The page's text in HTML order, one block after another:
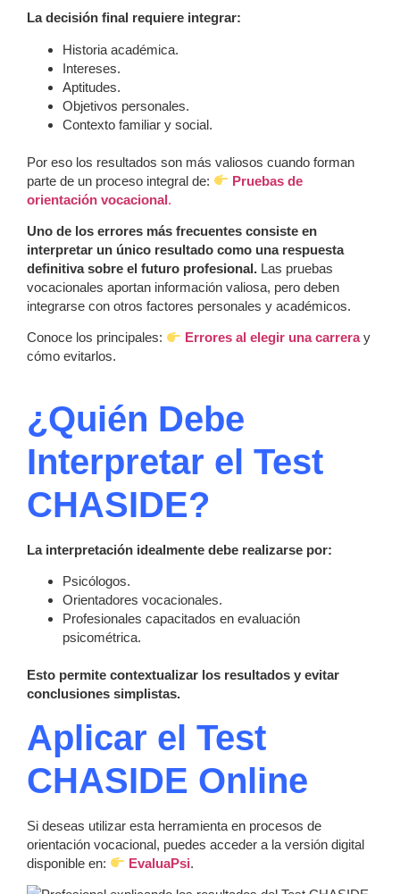
La decisión final requiere integrar:
Historia académica.
Intereses.
Aptitudes.
Objetivos personales.
Contexto familiar y social.
Por eso los resultados son más valiosos cuando forman
parte de un proceso integral de:
Pruebas de
orientación vocacional.
Uno de los errores más frecuentes consiste en
interpretar un único resultado como una respuesta
definitiva sobre el futuro profesional. Las pruebas
vocacionales aportan información valiosa, pero deben
integrarse con otros factores personales y académicos.
Conoce los principales: Errores al elegir una carreray
cómo evitarlos.
¿Quién Debe
Interpretar el Test
CHASIDE?
La interpretación idealmente debe realizarse por:
Psicólogos.
Orientadores vocacionales.
Profesionales capacitados en evaluación
psicométrica.
Esto permite contextualizar los resultados y evitar
conclusiones simplistas.
Aplicar el Test
CHASIDE Online
Si deseas utilizar esta herramienta en procesos de
orientación vocacional, puedes acceder a la versión digital
disponible en:
EvaluaPsi.